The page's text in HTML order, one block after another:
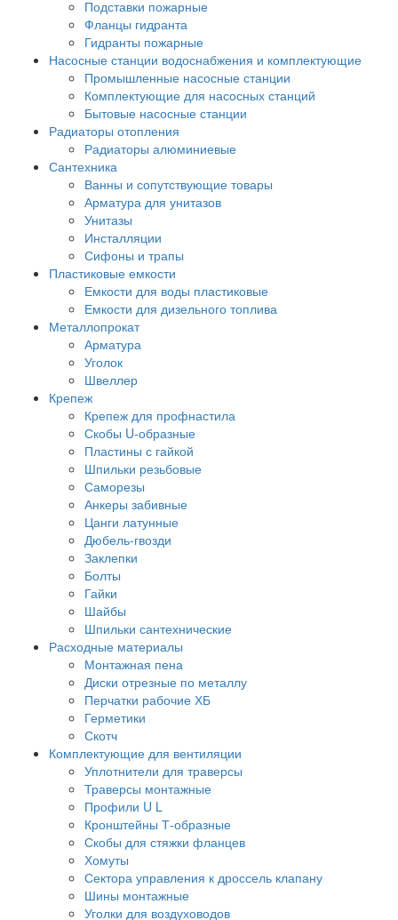
Подставки пожарные
Фланцы гидранта
Гидранты пожарные
Насосные станции водоснабжения и комплектующие
Промышленные насосные станции
Комплектующие для насосных станций
Бытовые насосные станции
Радиаторы отопления
Радиаторы алюминиевые
Сантехника
Ванны и сопутствующие товары
Арматура для унитазов
Унитазы
Инсталляции
Сифоны и трапы
Пластиковые емкости
Емкости для воды пластиковые
Емкости для дизельного топлива
Металлопрокат
Арматура
Уголок
Швеллер
Крепеж
Крепеж для профнастила
Скобы U-образные
Пластины с гайкой
Шпильки резьбовые
Саморезы
Анкеры забивные
Цанги латунные
Дюбель-гвозди
Заклепки
Болты
Гайки
Шайбы
Шпильки сантехнические
Расходные материалы
Монтажная пена
Диски отрезные по металлу
Перчатки рабочие ХБ
Герметики
Скотч
Комплектующие для вентиляции
Уплотнители для траверсы
Траверсы монтажные
Профили U L
Кронштейны Т-образные
Скобы для стяжки фланцев
Хомуты
Сектора управления к дроссель клапану
Шины монтажные
Уголки для воздуховодов